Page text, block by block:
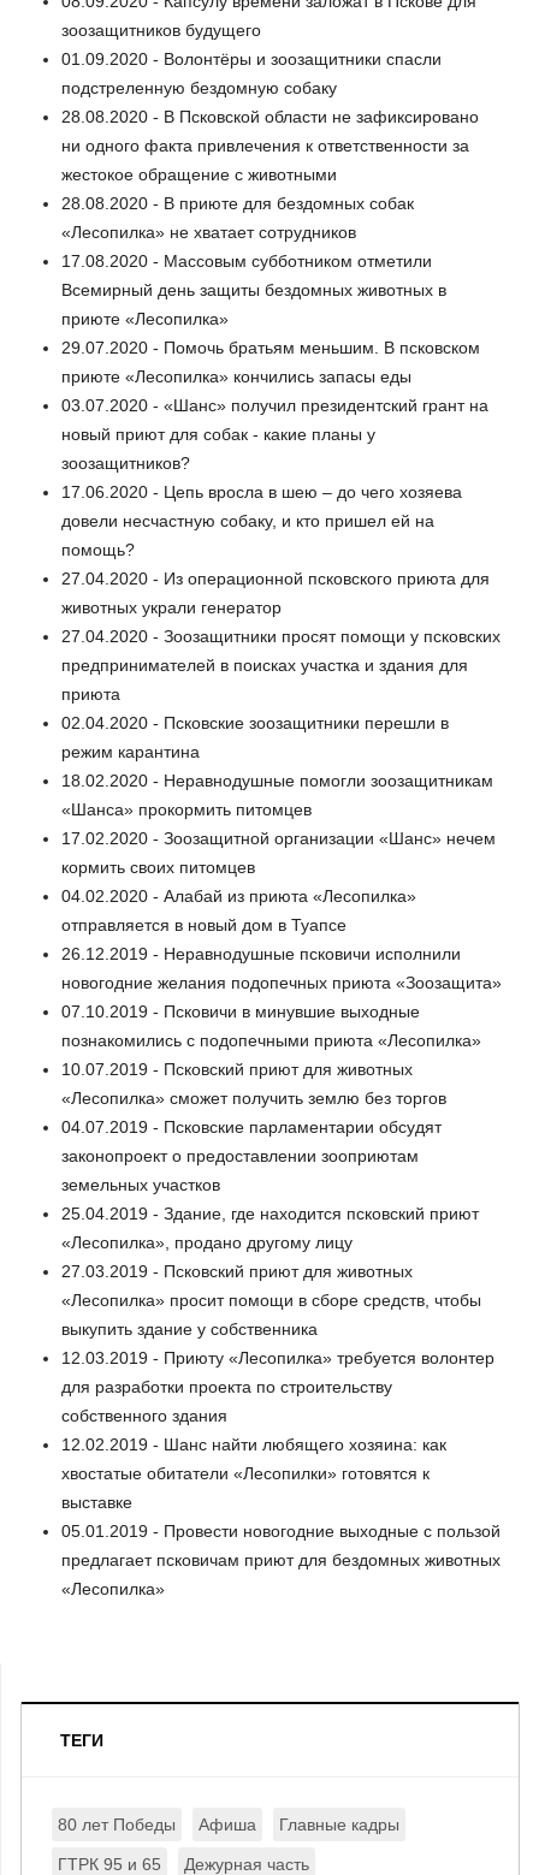
зоозащитников будущего
01.09.2020 - Волонтёры и зоозащитники спасли
подстреленную бездомную собаку
28.08.2020 - В Псковской области не зафиксировано
ни одного факта привлечения к ответственности за
жестокое обращение с животными
28.08.2020 - В приюте для бездомных собак
«Лесопилка» не хватает сотрудников
17.08.2020 - Массовым субботником отметили
Всемирный день защиты бездомных животных в
приюте «Лесопилка»
29.07.2020 - Помочь братьям меньшим. В псковском
приюте «Лесопилка» кончились запасы еды
03.07.2020 - «Шанс» получил президентский грант на
новый приют для собак - какие планы у
зоозащитников?
17.06.2020 - Цепь вросла в шею – до чего хозяева
довели несчастную собаку, и кто пришел ей на
помощь?
27.04.2020 - Из операционной псковского приюта для
животных украли генератор
27.04.2020 - Зоозащитники просят помощи у псковских
предпринимателей в поисках участка и здания для
приюта
02.04.2020 - Псковские зоозащитники перешли в
режим карантина
18.02.2020 - Неравнодушные помогли зоозащитникам
«Шанса» прокормить питомцев
17.02.2020 - Зоозащитной организации «Шанс» нечем
кормить своих питомцев
04.02.2020 - Алабай из приюта «Лесопилка»
отправляется в новый дом в Туапсе
26.12.2019 - Неравнодушные псковичи исполнили
новогодние желания подопечных приюта «Зоозащита»
07.10.2019 - Псковичи в минувшие выходные
познакомились с подопечными приюта «Лесопилка»
10.07.2019 - Псковский приют для животных
«Лесопилка» сможет получить землю без торгов
04.07.2019 - Псковские парламентарии обсудят
законопроект о предоставлении зооприютам
земельных участков
25.04.2019 - Здание, где находится псковский приют
«Лесопилка», продано другому лицу
27.03.2019 - Псковский приют для животных
«Лесопилка» просит помощи в сборе средств, чтобы
выкупить здание у собственника
12.03.2019 - Приюту «Лесопилка» требуется волонтер
для разработки проекта по строительству
собственного здания
12.02.2019 - Шанс найти любящего хозяина: как
хвостатые обитатели «Лесопилки» готовятся к
выставке
05.01.2019 - Провести новогодние выходные с пользой
предлагает псковичам приют для бездомных животных
«Лесопилка»
ТЕГИ
80 лет Победы Афиша Главные кадры
ГТРК 95 и 65 Дежурная часть